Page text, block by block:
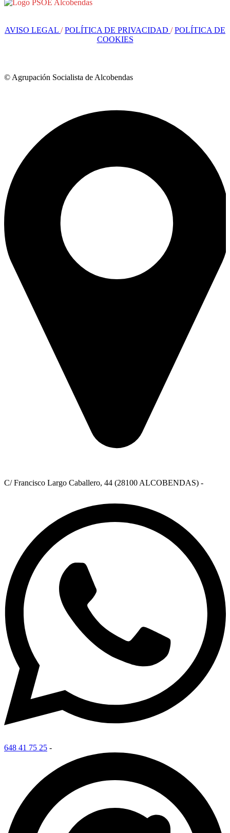
AVISO LEGAL /POLÍTICA DE PRIVACIDAD /POLÍTICA DE
COOKIES
© Agrupación Socialista de Alcobendas
C/ Francisco Largo Caballero, 44 (28100 ALCOBENDAS) -
648 41 75 25 -